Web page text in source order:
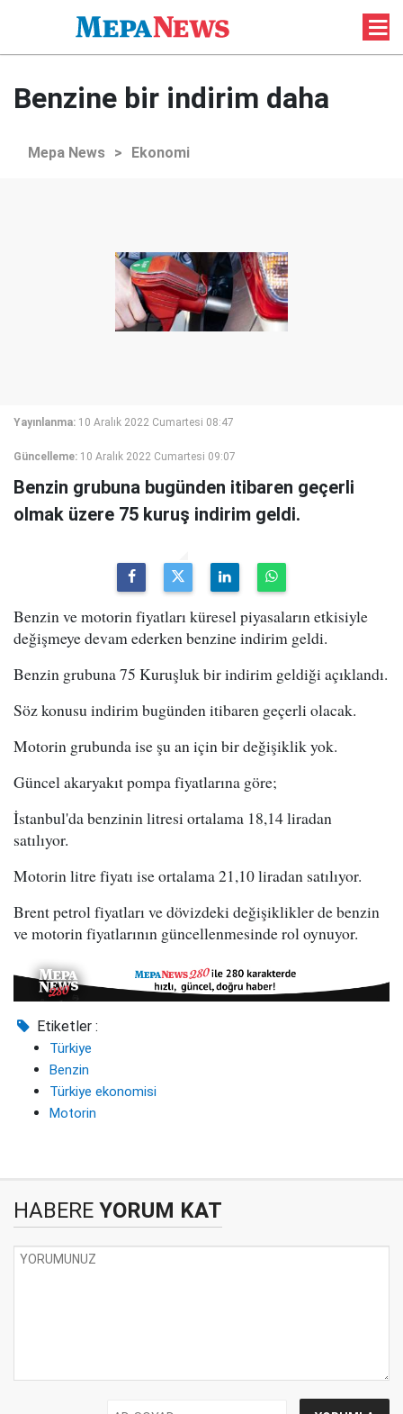
Benzine bir indirim daha
Mepa News > Ekonomi
Yayınlanma: 10 Aralık 2022 Cumartesi 08:47
Güncelleme: 10 Aralık 2022 Cumartesi 09:07
Benzin grubuna bugünden itibaren geçerli
olmak üzere 75 kuruş indirim geldi.
Benzin ve motorin fiyatları küresel piyasaların etkisiyle
değişmeye devam ederken benzine indirim geldi.
Benzin grubuna 75 Kuruşluk bir indirim geldiği açıklandı.
Söz konusu indirim bugünden itibaren geçerli olacak.
Motorin grubunda ise şu an için bir değişiklik yok.
Güncel akaryakıt pompa fiyatlarına göre;
İstanbul'da benzinin litresi ortalama 18,14 liradan
satılıyor.
Motorin litre fiyatı ise ortalama 21,10 liradan satılıyor.
Brent petrol fiyatları ve dövizdeki değişiklikler de benzin
ve motorin fiyatlarının güncellenmesinde rol oynuyor.
Etiketler :
Türkiye
Benzin
Türkiye ekonomisi
Motorin
HABERE YORUM KAT